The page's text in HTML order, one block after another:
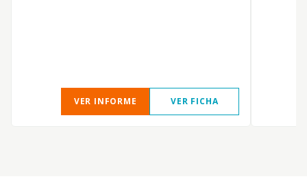
VER INFORME VER FICHA